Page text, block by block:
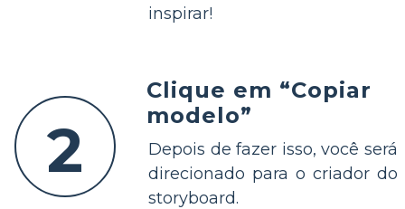
inspirar!
2
Clique em “Copiar
modelo”
Depois de fazer isso, você será
direcionado para o criador do
storyboard.